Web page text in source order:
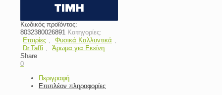
Κωδικός προϊόντος:
8032380026891 Κατηγορίες:
Εταιρίες
Φυσικά Καλλυντικά
Dr.Taffi
Άρωμα για Εκείνη
Share
0
Περιγραφή
Επιπλέον πληροφορίες